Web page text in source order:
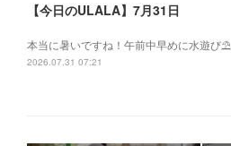
【今日のULALA】7月31日
本当に暑いですね！午前中早めに水遊び⛱
2026.07.31 07:21